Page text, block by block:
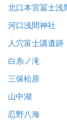
北口本宮冨士浅
河口浅間神社
人穴富士講遺跡
白糸ノ滝
三保松原
山中湖
忍野八海